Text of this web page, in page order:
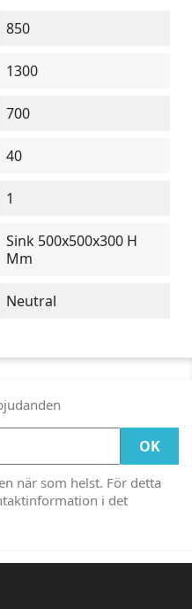
850
1300
700
40
1
Sink 500x500x300 H
Mm
Neutral
när som helst. För detta
i det